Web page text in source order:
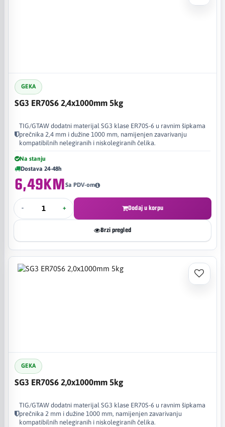
GEKA
SG3 ER70S6 2,4x1000mm 5kg
TIG/GTAW dodatni materijal SG3 klase ER70S-6 u ravnim šipkama
prečnika 2,4 mm i dužine 1000 mm, namijenjen zavarivanju
kompatibilnih nelegiranih i niskolegiranih čelika.
Na stanju
Dostava 24-48h
6,49KMSa PDV-om
- + Dodaj u korpu
Brzi pregled
GEKA
SG3 ER70S6 2,0x1000mm 5kg
TIG/GTAW dodatni materijal SG3 klase ER70S-6 u ravnim šipkama
prečnika 2 mm i dužine 1000 mm, namijenjen zavarivanju
kompatibilnih nelegiranih i niskolegiranih čelika.